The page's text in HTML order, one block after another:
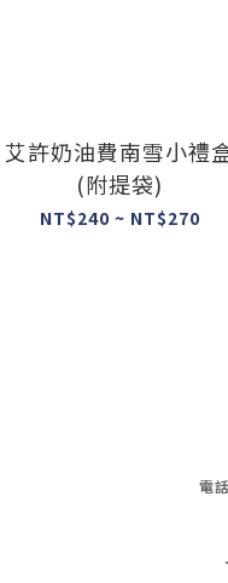
艾許奶油費南雪小禮
(附提袋)
NT$240 ~ NT$270
電